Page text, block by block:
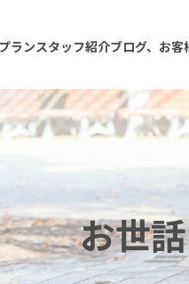
ランスタッフ紹介ブログ、お客
お世